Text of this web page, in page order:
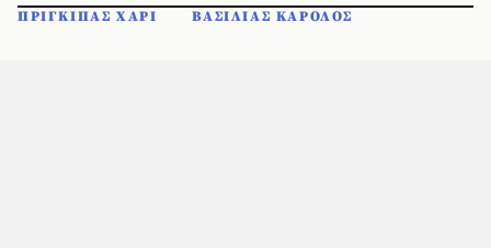
ΠΡΙΓΚΙΠΑΣ ΧΑΡΙ ΒΑΣΙΛΙΑΣ ΚΑΡΟΛΟΣ